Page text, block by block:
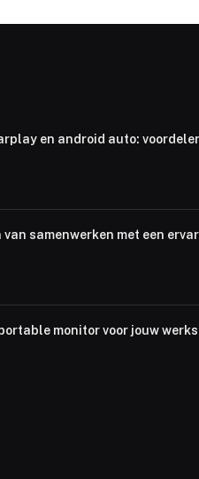
en android auto:
van samenwerken met een
monitor voor jouw